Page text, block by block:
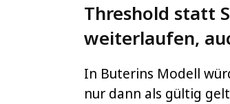
Threshold statt
weiterlaufen,
In Buterins Modell
nur dann als gültig